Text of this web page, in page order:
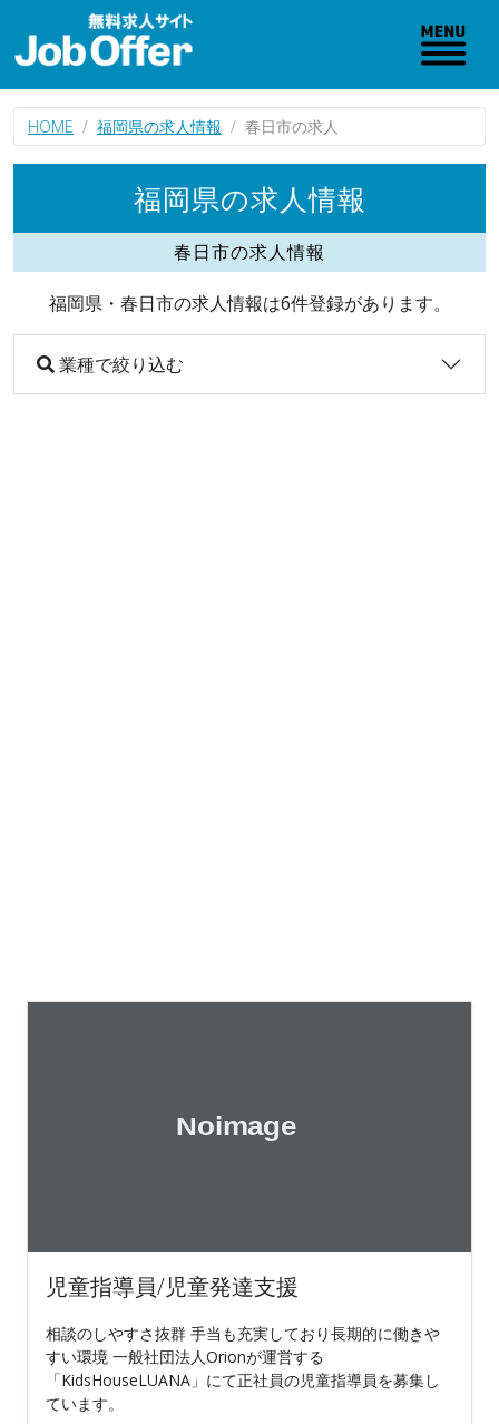
HOME 福岡県の求人情報 春日市の求人
福岡県の求人情報
春日市の求人情報
福岡県・春日市の求人情報は6件登録があります。
業種で絞り込む
児童指導員/児童発達支援
相談のしやすさ抜群 手当も充実しており長期的に働きや
すい環境 一般社団法人Orionが運営する
「KidsHouseLUANA」にて正社員の児童指導員を募集し
ています。